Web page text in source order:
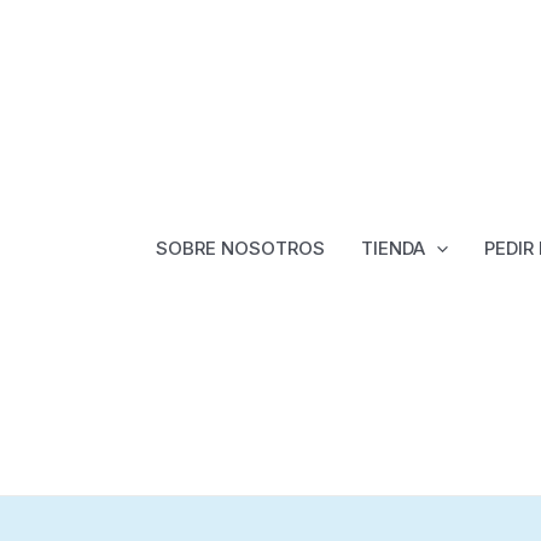
SOBRE NOSOTROS TIENDA